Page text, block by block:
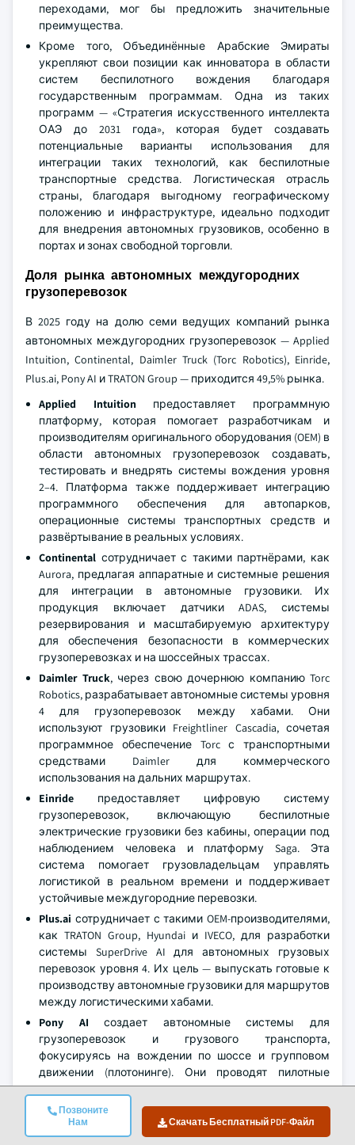
Позвоните
Нам
Скачать Бесплатный PDF-Файл
переходами, мог бы предложить значительные
преимущества.
Кроме того, Объединённые Арабские Эмираты
укрепляют свои позиции как инноватора в области
систем беспилотного вождения благодаря
государственным программам. Одна из таких
программ — «Стратегия искусственного интеллекта
ОАЭ до 2031 года», которая будет создавать
потенциальные варианты использования для
интеграции таких технологий, как беспилотные
транспортные средства. Логистическая отрасль
страны, благодаря выгодному географическому
положению и инфраструктуре, идеально подходит
для внедрения автономных грузовиков, особенно в
портах и зонах свободной торговли.
Доля рынка автономных междугородних
грузоперевозок
В 2025 году на долю семи ведущих компаний рынка
автономных междугородних грузоперевозок — Applied
Intuition, Continental, Daimler Truck (Torc Robotics), Einride,
Plus.ai, Pony AI и TRATON Group — приходится 49,5% рынка.
Applied Intuition предоставляет программную
платформу, которая помогает разработчикам и
производителям оригинального оборудования (OEM) в
области автономных грузоперевозок создавать,
тестировать и внедрять системы вождения уровня
2–4. Платформа также поддерживает интеграцию
программного обеспечения для автопарков,
операционные системы транспортных средств и
развёртывание в реальных условиях.
Continental сотрудничает с такими партнёрами, как
Aurora, предлагая аппаратные и системные решения
для интеграции в автономные грузовики. Их
продукция включает датчики ADAS, системы
резервирования и масштабируемую архитектуру
для обеспечения безопасности в коммерческих
грузоперевозках и на шоссейных трассах.
Daimler Truck, через свою дочернюю компанию Torc
Robotics, разрабатывает автономные системы уровня
4 для грузоперевозок между хабами. Они
используют грузовики Freightliner Cascadia, сочетая
программное обеспечение Torc с транспортными
средствами Daimler для коммерческого
использования на дальних маршрутах.
Einride предоставляет цифровую систему
грузоперевозок, включающую беспилотные
электрические грузовики без кабины, операции под
наблюдением человека и платформу Saga. Эта
система помогает грузовладельцам управлять
логистикой в реальном времени и поддерживает
устойчивые междугородние перевозки.
Plus.ai сотрудничает с такими OEM-производителями,
как TRATON Group, Hyundai и IVECO, для разработки
системы SuperDrive AI для автономных грузовых
перевозок уровня 4. Их цель — выпускать готовые к
производству автономные грузовики для маршрутов
между логистическими хабами.
Pony AI создает автономные системы для
грузоперевозок и грузового транспорта,
фокусируясь на вождении по шоссе и групповом
движении (плотонинге). Они проводят пилотные
программы для тестирования и валидации своих
систем в Китае и других рынках.
TRATON, в который входят Scania, MAN и International,